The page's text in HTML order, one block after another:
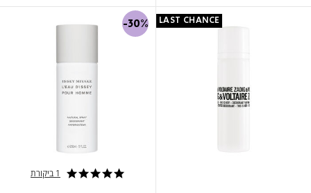
LAST CHANCE
5.0 star rating 1 ביקורת
-30%